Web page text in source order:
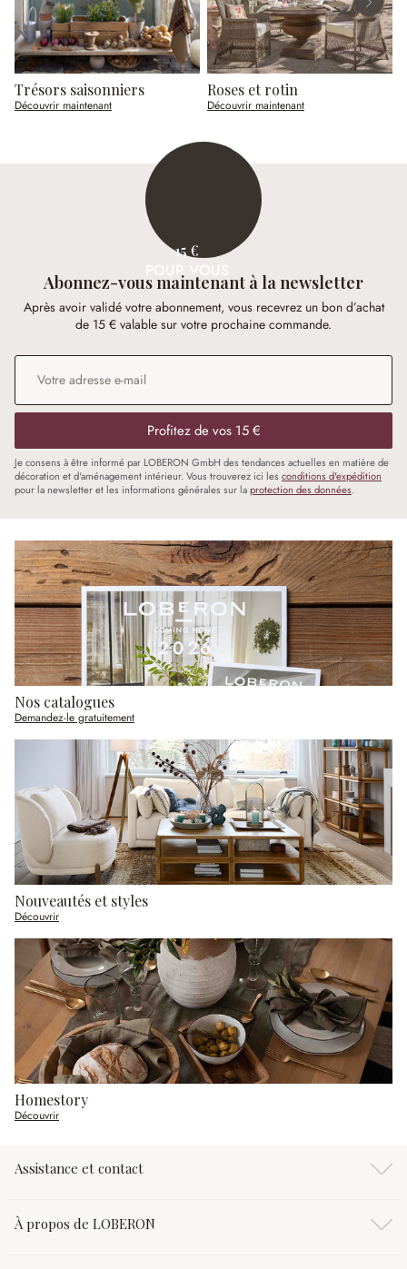
Trésors saisonniers
Découvrir maintenant
Roses et rotin
Découvrir maintenant
15 €
POUR VOUS
Abonnez-vous maintenant à la newsletter
Après avoir validé votre abonnement, vous recevrez un bon d’achat
de 15 € valable sur votre prochaine commande.
Adresse e-mail
Profitez de vos 15 €
Je consens à être informé par LOBERON GmbH des tendances actuelles en matière de
décoration et d'aménagement intérieur. Vous trouverez ici les conditions d'expédition
pour la newsletter et les informations générales sur laprotection des données.
Nos catalogues
Demandez-le gratuitement
Nouveautés et styles
Découvrir
Homestory
Découvrir
Assistance et contact
À propos de LOBERON